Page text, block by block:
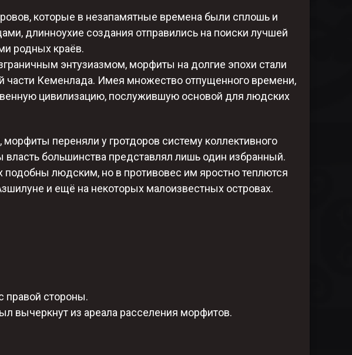
которые в незапамятные времена были сплошь и
длинноухие создания отправились на поиски лучшей
родных краёв.
энтузиазмом, морфиты на долгие эпохи стали
части Кеменлада. Имея множество отпущенного времени,
цивилизацию, послужившую основой для людских
переняли у гротдоров систему коллективного
власть большинства представлял лишь один избранный.
подобны людским, но в противовес им яростно теплются
и ещё на некоторых малоизвестных островах.
правой стороны.​
вычеркнут из ареала расселения морфитов.